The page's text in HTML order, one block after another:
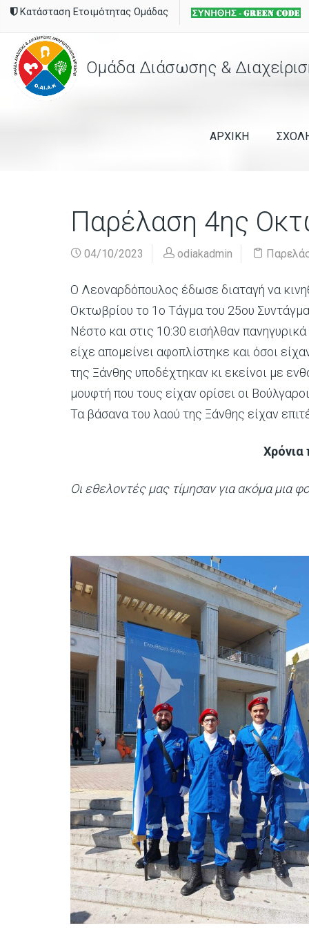
Κατάσταση Ετοιμότητας Ομάδας
Ομάδα Διάσωσης &
ΑΡΧΙΚΗ
Παρέλαση 4ης
04/10/2023 odiakadmin
Ο Λεοναρδόπουλος έδωσε διαταγή να
Οκτωβρίου το 1ο Τάγμα του 25ου
Νέστο και στις 10:30 εισήλθαν
είχε απομείνει αφοπλίστηκε και όσοι
της Ξάνθης υποδέχτηκαν κι εκείνοι με
μουφτή που τους είχαν ορίσει οι
Τα βάσανα του λαού της Ξάνθης είχαν
Χρόνια
Οι εθελοντές μας τίμησαν για ακόμα μια